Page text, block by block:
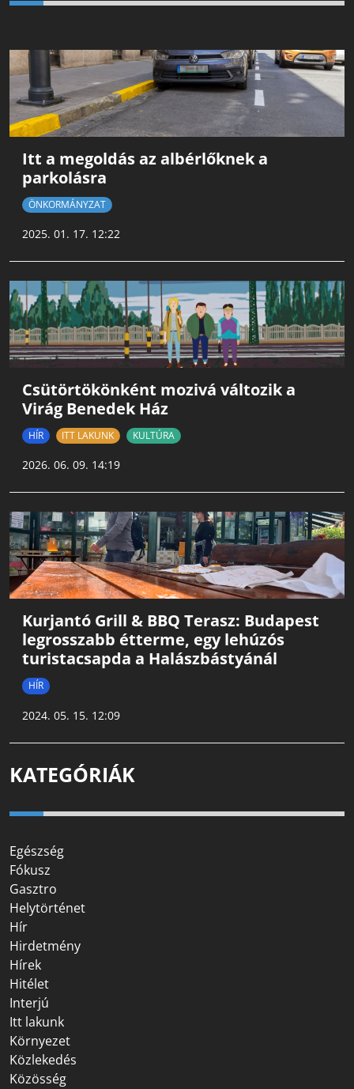
Itt a megoldás az albérlőknek a
parkolásra
ÖNKORMÁNYZAT
2025. 01. 17. 12:22
Csütörtökönként mozivá változik a
Virág Benedek Ház
HÍR ITT LAKUNK KULTÚRA
2026. 06. 09. 14:19
Kurjantó Grill & BBQ Terasz: Budapest
legrosszabb étterme, egy lehúzós
turistacsapda a Halászbástyánál
HÍR
2024. 05. 15. 12:09
KATEGÓRIÁK
Egészség
Fókusz
Gasztro
Helytörténet
Hír
Hirdetmény
Hírek
Hitélet
Interjú
Itt lakunk
Környezet
Közlekedés
Közösség